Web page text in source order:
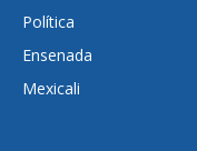
Política
Ensenada
Mexicali